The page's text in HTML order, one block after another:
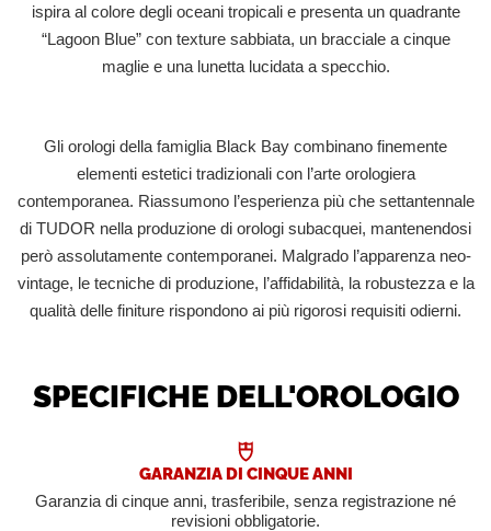
ispira al colore degli oceani tropicali e presenta un quadrante
“Lagoon Blue” con texture sabbiata, un bracciale a cinque
maglie e una lunetta lucidata a specchio.
Gli orologi della famiglia Black Bay combinano finemente
elementi estetici tradizionali con l’arte orologiera
contemporanea. Riassumono l’esperienza più che settantennale
di TUDOR nella produzione di orologi subacquei, mantenendosi
però assolutamente contemporanei. Malgrado l’apparenza neo-
vintage, le tecniche di produzione, l’affidabilità, la robustezza e la
qualità delle finiture rispondono ai più rigorosi requisiti odierni.
SPECIFICHE DELL'OROLOGIO
GARANZIA DI CINQUE ANNI
Garanzia di cinque anni, trasferibile, senza registrazione né
revisioni obbligatorie.